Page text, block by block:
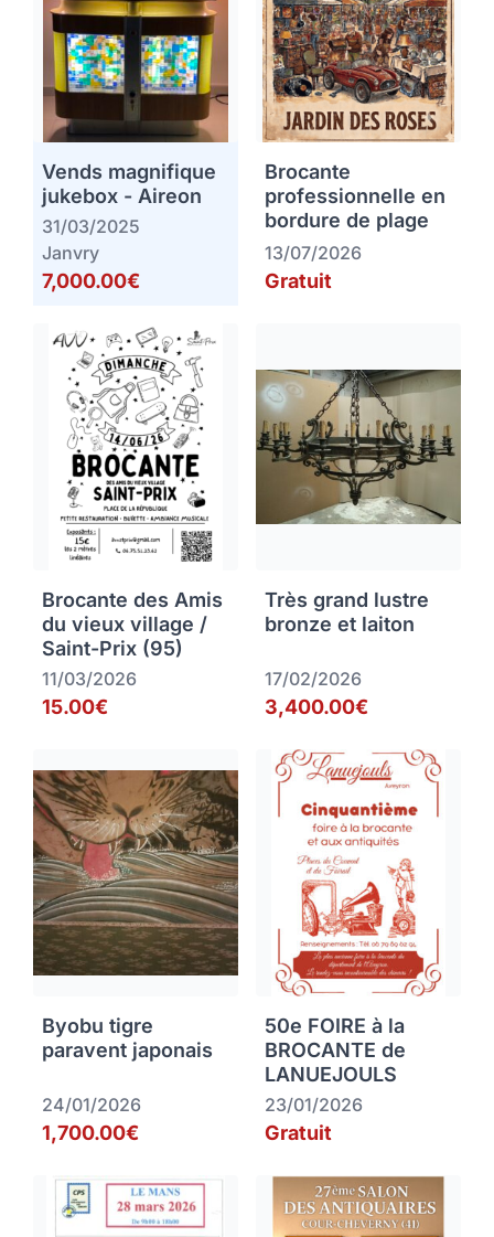
Vends magnifique
jukebox - Aireon
31/03/2025
Janvry
7,000.00€
Brocante
professionnelle en
bordure de plage
13/07/2026
Gratuit
Brocante des Amis
du vieux village /
Saint-Prix (95)
11/03/2026
15.00€
Très grand lustre
bronze et laiton
17/02/2026
3,400.00€
Byobu tigre
paravent japonais
24/01/2026
1,700.00€
50e FOIRE à la
BROCANTE de
LANUEJOULS
23/01/2026
Gratuit